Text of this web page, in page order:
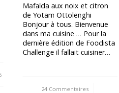
Mafalda aux noix et citron
de Yotam Ottolenghi
Bonjour à tous. Bienvenue
dans ma cuisine … Pour la
dernière édition de Foodista
Challenge il fallait cuisiner…
24 Commentaires
/